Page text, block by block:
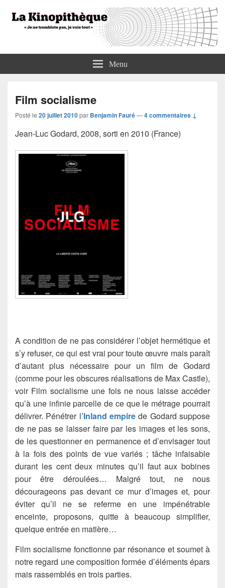
La KinopithèqueMenu
Film socialisme
Posté le 20 juillet 2010par Benjamin Fauré—4 commentaires ↓
Jean-Luc Godard, 2008, sorti en 2010 (France)
A condition de ne pas considérer l’objet hermétique et
s’y refuser, ce qui est vrai pour toute œuvre mais paraît
d’autant plus nécessaire pour un film de Godard
(comme pour les obscures réalisations de Max Castle),
voir Film socialisme une fois ne nous laisse accéder
qu’à une infinie parcelle de ce que le métrage pourrait
délivrer. Pénétrer l’Inland empire de Godard suppose
de ne pas se laisser faire par les images et les sons,
de les questionner en permanence et d’envisager tout
à la fois des points de vue variés ; tâche infaisable
durant les cent deux minutes qu’il faut aux bobines
pour être déroulées… Malgré tout, ne nous
décourageons pas devant ce mur d’images et, pour
éviter qu’il ne se referme en une impénétrable
enceinte, proposons, quitte à beaucoup simplifier,
quelque entrée en matière…
Film socialisme fonctionne par résonance et soumet à
notre regard une composition formée d’éléments épars
mais rassemblés en trois parties.